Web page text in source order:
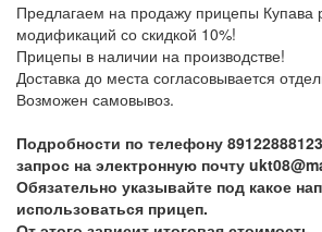
Предлагаем на продажу прицепы Купава
модификаций со скидкой 10%!
Прицепы в наличии на производстве!
Доставка до места согласовывается
Возможен самовывоз.
Подробности по телефону
запрос на электронную почту
Обязательно указывайте под какое
использоваться прицеп.